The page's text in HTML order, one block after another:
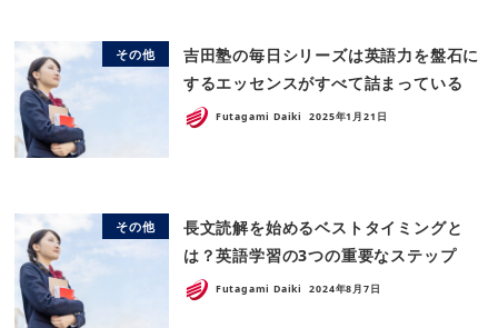
その他
吉田塾の毎日シリーズは英語力を盤石に
するエッセンスがすべて詰まっている
Futagami Daiki 2025年1月21日
その他
長文読解を始めるベストタイミングと
は？英語学習の3つの重要なステップ
Futagami Daiki 2024年8月7日